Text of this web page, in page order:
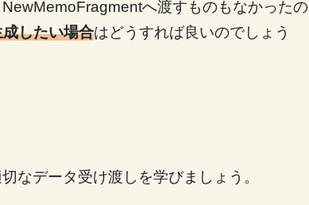
へ渡すものもなかったの
したい場合はどうすれば良いのでしょう
なデータ受け渡しを学びましょう。